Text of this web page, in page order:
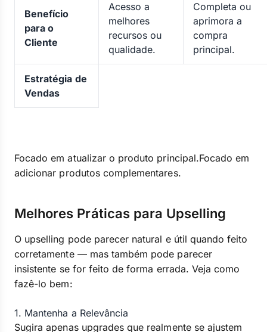
Benefício
para o
Cliente
Acesso a
melhores
recursos ou
qualidade.
Completa ou
aprimora a
compra
principal.
Estratégia de
Vendas
Focado em atualizar o produto principal.Focado em
adicionar produtos complementares.
Melhores Práticas para Upselling
O upselling pode parecer natural e útil quando feito
corretamente — mas também pode parecer
insistente se for feito de forma errada. Veja como
fazê-lo bem:
1. Mantenha a Relevância
Sugira apenas upgrades que realmente se ajustem